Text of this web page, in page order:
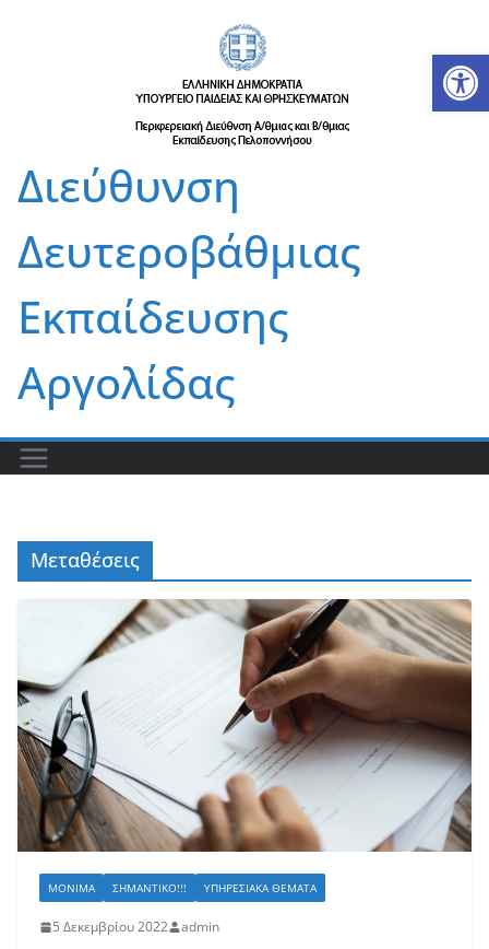
Διεύθυνση
Δευτεροβάθμιας
Εκπαίδευσης
Αργολίδας
Μεταθέσεις
ΜΌΝΙΜΑ ΣΗΜΑΝΤΙΚΌ!!! ΥΠΗΡΕΣΙΑΚΆ ΘΈΜΑΤΑ
5 Δεκεμβρίου 2022 admin